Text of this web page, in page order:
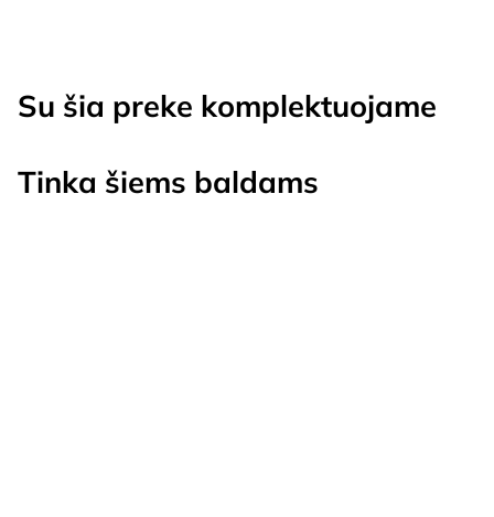
Su šia preke komplektuojame
Tinka šiems baldams